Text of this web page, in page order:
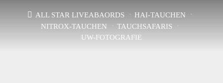
ALL STAR LIVEABAORDS
HAI-TAUCHEN
NITROX-TAUCHEN
TAUCHSAFARIS
UW-FOTOGRAFIE